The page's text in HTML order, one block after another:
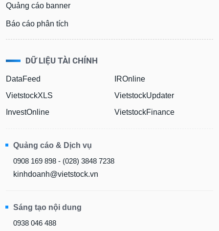
Quảng cáo banner
Báo cáo phân tích
DỮ LIỆU TÀI CHÍNH
DataFeed
VietstockXLS
InvestOnline
IROnline
VietstockUpdater
VietstockFinance
Quảng cáo & Dịch vụ
0908 169 898 - (028) 3848 7238
kinhdoanh@vietstock.vn
Sáng tạo nội dung
0938 046 488